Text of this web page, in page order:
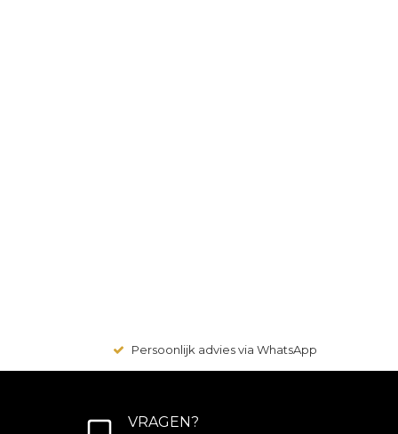
Persoonlijk advies via WhatsApp
VRAGEN?